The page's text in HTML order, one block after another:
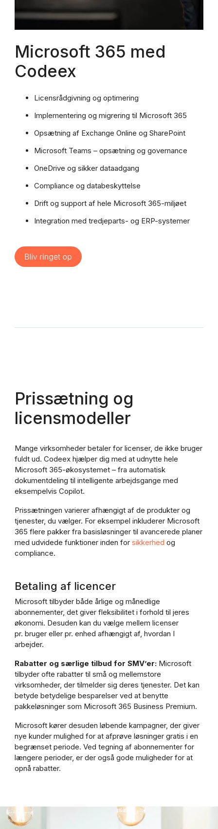
Microsoft 365 med
Codeex
Licensrådgivning og optimering
Implementering og migrering til Microsoft 365
Opsætning af Exchange Online og SharePoint
Microsoft Teams – opsætning og governance
OneDrive og sikker dataadgang
Compliance og databeskyttelse
Drift og support af hele Microsoft 365-miljøet
Integration med tredjeparts- og ERP-systemer
Prissætning og
licensmodeller
Mange virksomheder betaler for licenser, de ikke bruger
fuldt ud. Codeex hjælper dig med at udnytte hele
Microsoft 365-økosystemet – fra automatisk
dokumentdeling til intelligente arbejdsgange med
eksempelvis Copilot.
Prissætningen varierer afhængigt af de produkter og
tjenester, du vælger. For eksempel inkluderer Microsoft
365 flere pakker fra basisløsninger til avancerede planer
med udvidede funktioner inden for sikkerhed og
compliance.
Betaling af licencer
Microsoft tilbyder både årlige og månedlige
abonnementer, det giver fleksibilitet i forhold til jeres
økonomi. Desuden kan du vælge mellem licenser
pr. bruger eller pr. enhed afhængigt af, hvordan I
arbejder.
Rabatter og særlige tilbud for SMV’er: Microsoft
tilbyder ofte rabatter til små og mellemstore
virksomheder, der tilmelder sig deres tjenester. Det kan
betyde betydelige besparelser ved at benytte
pakkeløsninger som Microsoft 365 Business Premium.
Microsoft kører desuden løbende kampagner, der giver
nye kunder mulighed for at afprøve løsninger gratis i en
begrænset periode. Ved tegning af abonnementer for
længere perioder, er der også gode muligheder for at
opnå rabatter.